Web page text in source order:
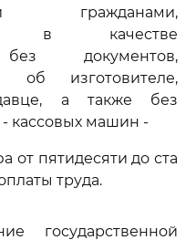
гражданами,
в качестве
без документов,
об изготовителе,
а также без
кассовых машин -
от пятидесяти до ста
труда.
государственной